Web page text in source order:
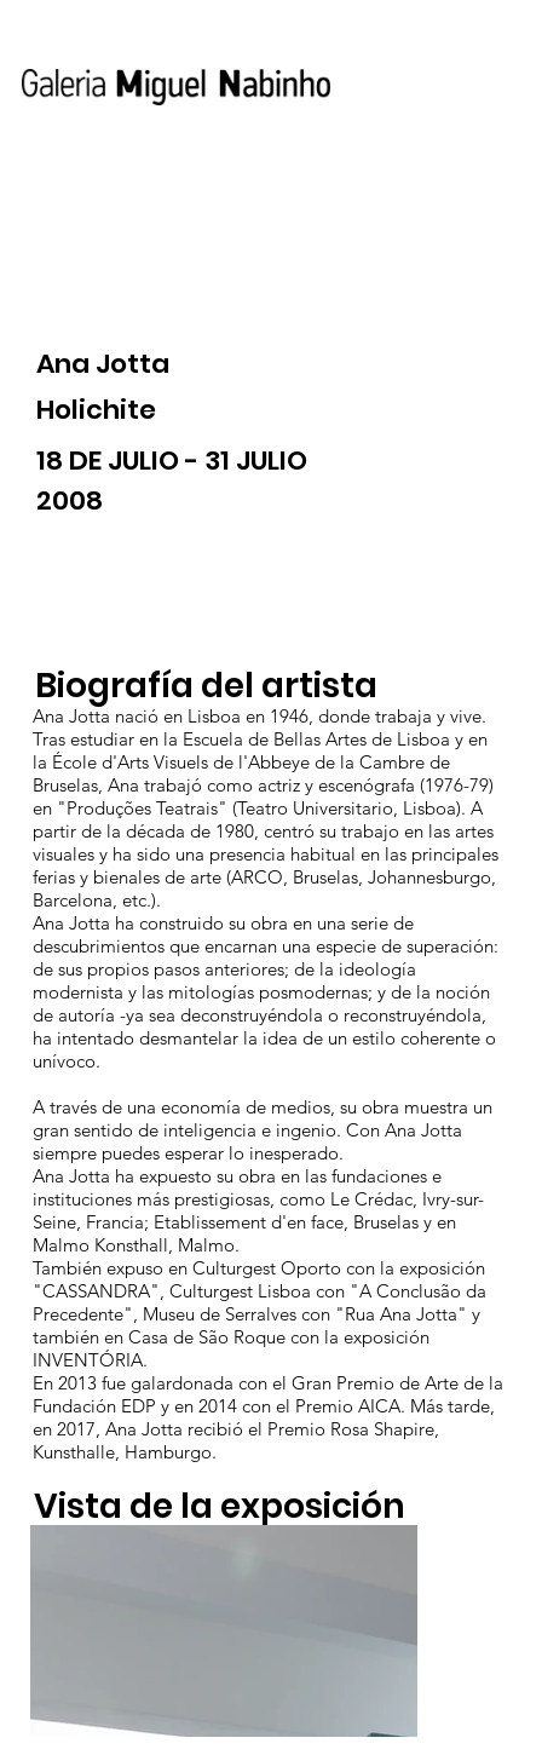
Ana Jotta
Holichite
18 DE JULIO - 31 JULIO
2008
Vista de la exposición
Ana Jotta nació en Lisboa en 1946, donde trabaja y vive.
Tras estudiar en la Escuela de Bellas Artes de Lisboa y en
la École d'Arts Visuels de l'Abbeye de la Cambre de
Bruselas, Ana trabajó como actriz y escenógrafa (1976-79)
en "Produções Teatrais" (Teatro Universitario, Lisboa). A
partir de la década de 1980, centró su trabajo en las artes
visuales y ha sido una presencia habitual en las principales
ferias y bienales de arte (ARCO, Bruselas, Johannesburgo,
Barcelona, etc.).
Ana Jotta ha construido su obra en una serie de
descubrimientos que encarnan una especie de superación:
de sus propios pasos anteriores; de la ideología
modernista y las mitologías posmodernas; y de la noción
de autoría -ya sea deconstruyéndola o reconstruyéndola,
ha intentado desmantelar la idea de un estilo coherente o
unívoco.
A través de una economía de medios, su obra muestra un
gran sentido de inteligencia e ingenio. Con Ana Jotta
siempre puedes esperar lo inesperado.
Ana Jotta ha expuesto su obra en las fundaciones e
instituciones más prestigiosas, como Le Crédac, Ivry-sur-
Seine, Francia; Etablissement d'en face, Bruselas y en
Malmo Konsthall, Malmo.
También expuso en Culturgest Oporto con la exposición
"CASSANDRA", Culturgest Lisboa con "A Conclusão da
Precedente", Museu de Serralves con "Rua Ana Jotta" y
también en Casa de São Roque con la exposición
INVENTÓRIA.
En 2013 fue galardonada con el Gran Premio de Arte de la
Fundación EDP y en 2014 con el Premio AICA. Más tarde,
en 2017, Ana Jotta recibió el Premio Rosa Shapire,
Kunsthalle, Hamburgo.
Biografía del artista